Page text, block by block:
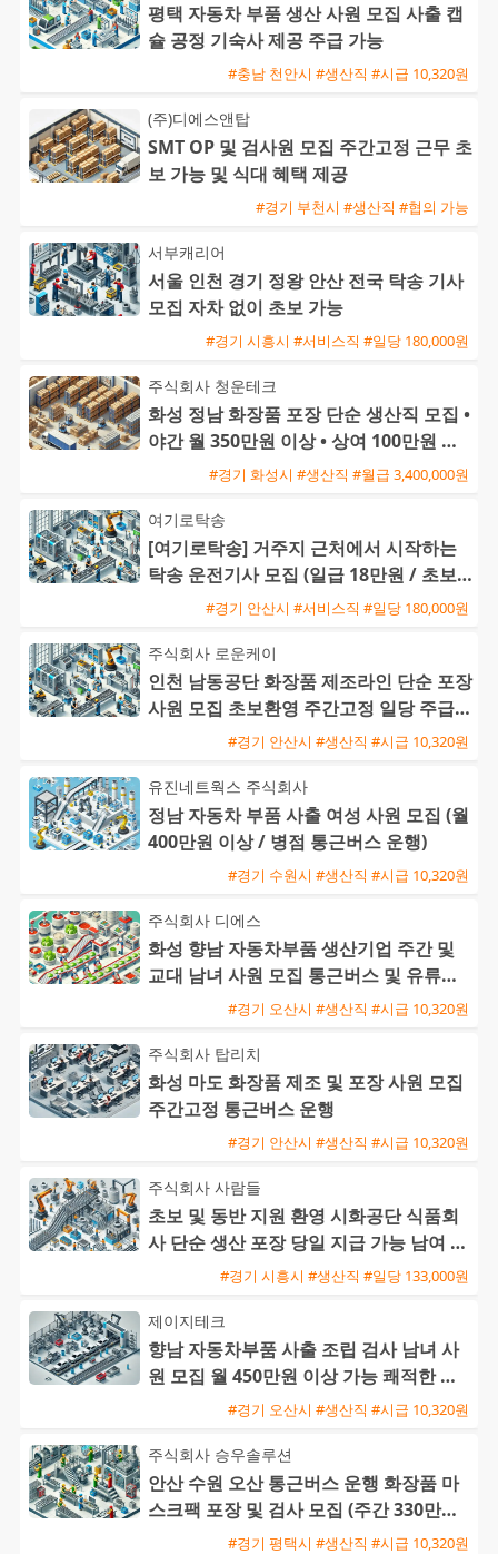
평택 자동차 부품 생산 사원 모집 사출 캡
슐 공정 기숙사 제공 주급 가능
#충남 천안시 #생산직 #시급 10,320원
(주)디에스앤탑
SMT OP 및 검사원 모집 주간고정 근무 초
보 가능 및 식대 혜택 제공
#경기 부천시 #생산직 #협의 가능
서부캐리어
서울 인천 경기 정왕 안산 전국 탁송 기사
모집 자차 없이 초보 가능
#경기 시흥시 #서비스직 #일당 180,000원
주식회사 청운테크
화성 정남 화장품 포장 단순 생산직 모집 •
야간 월 350만원 이상 • 상여 100만원 및
정착지원금 40#경기 화성시 #생산직 #월급 3,400,000원
여기로탁송
[여기로탁송] 거주지 근처에서 시작하는
탁송 운전기사 모집 (일급 18만원 / 초보
및 외국인 가능)
#경기 안산시 #서비스직 #일당 180,000원
주식회사 로운케이
인천 남동공단 화장품 제조라인 단순 포장
사원 모집 초보환영 주간고정 일당 주급
#경기 안산시 #생산직 #시급 10,320원
유진네트웍스 주식회사
정남 자동차 부품 사출 여성 사원 모집 (월
400만원 이상 / 병점 통근버스 운행)
#경기 수원시 #생산직 #시급 10,320원
주식회사 디에스
화성 향남 자동차부품 생산기업 주간 및
교대 남녀 사원 모집 통근버스 및 유류비
#경기 오산시 #생산직 #시급 10,320원
주식회사 탑리치
화성 마도 화장품 제조 및 포장 사원 모집
주간고정 통근버스 운행
#경기 안산시 #생산직 #시급 10,320원
주식회사 사람들
초보 및 동반 지원 환영 시화공단 식품회
사 단순 생산 포장 당일 지급 가능 남여 사
#경기 시흥시 #생산직 #일당 133,000원
제이지테크
향남 자동차부품 사출 조립 검사 남녀 사
원 모집 월 450만원 이상 가능 쾌적한 환
경 기숙사 제공#경기 오산시 #생산직 #시급 10,320원
주식회사 승우솔루션
안산 수원 오산 통근버스 운행 화장품 마
스크팩 포장 및 검사 모집 (주간 330만원 /
야간 390만원)#경기 평택시 #생산직 #시급 10,320원